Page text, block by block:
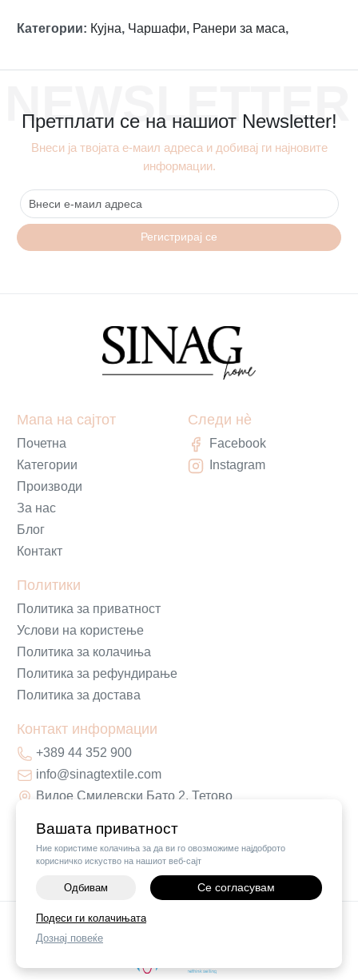
Вашата приватност
Ние користиме колачиња за да ви го овозможиме најдоброто
корисничко искуство на нашиот веб-сајт
Одбивам Се согласувам
Подеси ги колачињата
Дознај повеќе
Категории: Кујна, Чаршафи, Ранери за маса,
NEWSLETTER
Претплати се на нашиот Newsletter!
Внеси ја твојата е-маил адреса и добивај ги најновите
информации.
Регистрирај се
Мапа на сајтот
Почетна
Категории
Производи
За нас
Блог
Контакт
Политики
Политика за приватност
Услови на користење
Политика за колачиња
Политика за рефундирање
Политика за достава
Контакт информации
+389 44 352 900
info@sinagtextile.com
Видое Смилевски Бато 2, Тетово
Следи нè
Facebook
Instagram
©2026Vendor x
Поставки за колачиња